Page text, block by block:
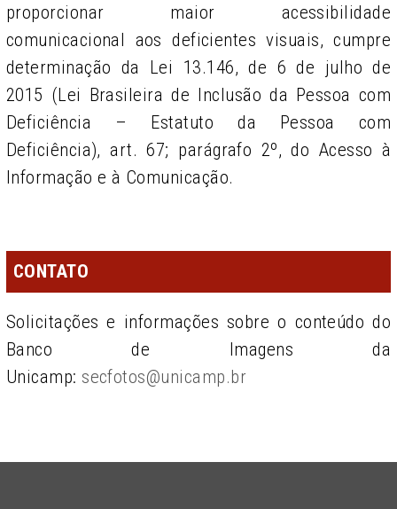
proporcionar maior acessibilidade
comunicacional aos deficientes visuais, cumpre
determinação da Lei 13.146, de 6 de julho de
2015 (Lei Brasileira de Inclusão da Pessoa com
Deficiência – Estatuto da Pessoa com
Deficiência), art. 67; parágrafo 2º, do Acesso à
Informação e à Comunicação.
CONTATO
Solicitações e informações sobre o conteúdo do
Banco de Imagens da
Unicamp: secfotos@unicamp.br